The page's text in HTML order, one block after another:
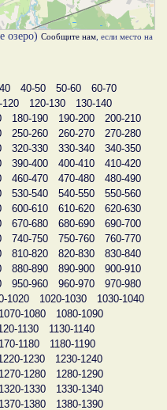
озеро) Сообщите нам , если место на
40-50 50-60
60-70
120 120-130
130-140
180-190 190-200
200-210
250-260 260-270
270-280
320-330 330-340
340-350
390-400 400-410
410-420
460-470 470-480
480-490
530-540 540-550
550-560
600-610 610-620
620-630
670-680 680-690
690-700
740-750 750-760
760-770
810-820 820-830
830-840
880-890 890-900
900-910
950-960 960-970
970-980
1020 1020-1030
1030-1040
1070-1080
1080-1090
1130
1130-1140
1180
1180-1190
1230
1230-1240
1270-1280
1280-1290
1320-1330
1330-1340
1370-1380
1380-1390